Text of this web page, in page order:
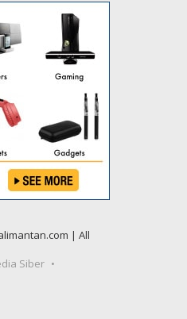
| All
Siber